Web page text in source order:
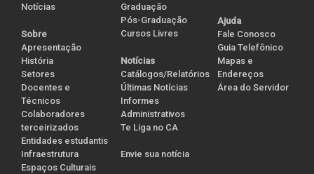
Notícias
Sobre
Apresentação
História
Setores
Docentes e
Técnicos
Colaboradores
terceirizados
Entidades estudantis
Infraestrutura
Espaços Culturais
Graduação
Pós-Graduação
Cursos Livres
Notícias
Catálogos/Relatórios
Últimas Notícias
Informes
Administrativos
Te Liga no CA
Envie sua notícia
Ajuda
Fale Conosco
Guia Telefônico
Mapas e
Endereços
Área do Servidor